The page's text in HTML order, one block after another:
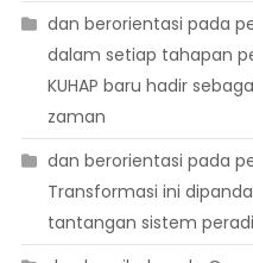
dan berorientasi pada
dalam setiap tahapan
KUHAP baru hadir
zaman
dan berorientasi pada
Transformasi ini
tantangan sistem